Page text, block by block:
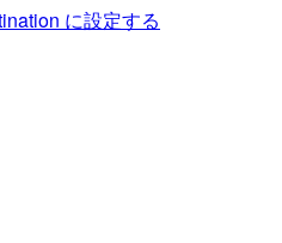
に設定する